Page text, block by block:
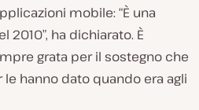
mobile: “È una
2010”, ha dichiarato. È
grata per il sostegno che
hanno dato quando era agli